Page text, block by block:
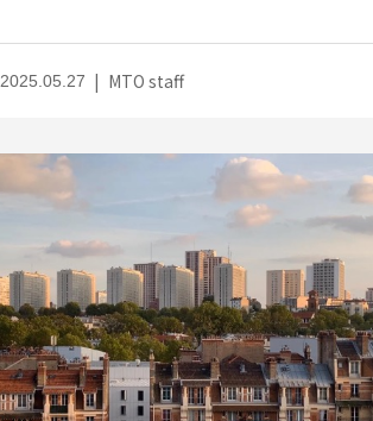
2025.05.27 MTO staff